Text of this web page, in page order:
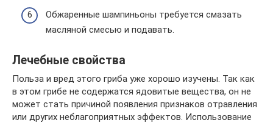
Обжаренные шампиньоны требуется смазать
масляной смесью и подавать.
Лечебные свойства
Польза и вред этого гриба уже хорошо изучены. Так как
в этом грибе не содержатся ядовитые вещества, он не
может стать причиной появления признаков отравления
или других неблагоприятных эффектов. Использование